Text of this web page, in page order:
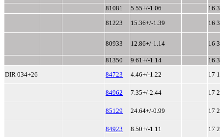
81081
5.55+/-1.06
16
81223
15.36+/-1.39 16
80933 12.86+/-1.14 16
81350 9.61+/-1.14
16
DIR 034+26
84723 4.46+/-1.22 17
84962 7.35+/-2.44 17
85129 24.64+/-0.99 17
84923 8.50+/-1.11
17